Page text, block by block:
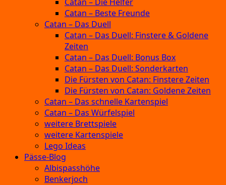
Catan – Beste Freunde
Catan – Das Duell
Catan – Das Duell: Finstere & Goldene
Zeiten
Catan – Das Duell: Bonus Box
Catan – Das Duell: Sonderkarten
Die Fürsten von Catan: Finstere Zeiten
Die Fürsten von Catan: Goldene Zeiten
Catan – Das schnelle Kartenspiel
Catan – Das Würfelspiel
weitere Brettspiele
weitere Kartenspiele
Lego Ideas
Pässe-Blog
Albispasshöhe
Benkerjoch